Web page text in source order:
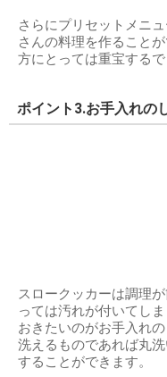
さらにプリセットメニ
さんの料理を作ること
方にとっては重宝するで
ポイント3.お手入れの
スロークッカーは調理
っては汚れが付いてし
おきたいのがお手入れ
洗えるものであれば丸
することができます。